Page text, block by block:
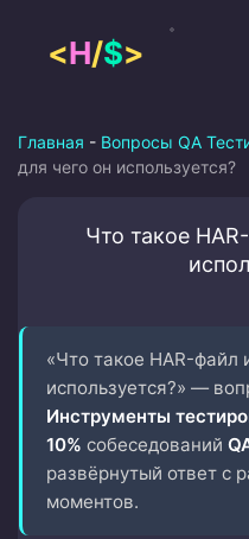
содержимому
<H/$>
Главная - Вопросы QA
для чего он используется?
Что такое
«Что такое HAR-файл
используется?» —
Инструменты
10% собеседований
развёрнутый ответ с
моментов.